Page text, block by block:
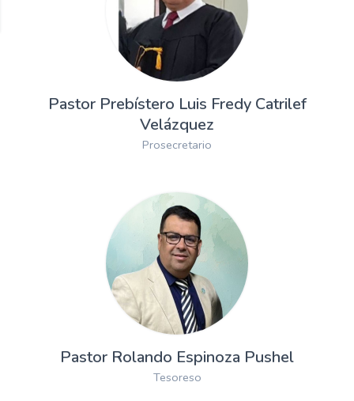
Pastor Prebístero Luis Fredy Catrilef
Velázquez
Prosecretario
Pastor Rolando Espinoza Pushel
Tesoreso